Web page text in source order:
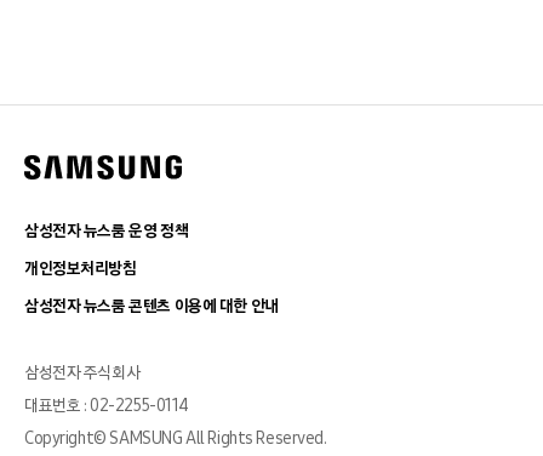
삼성전자 뉴스룸 운영 정책
개인정보처리방침
삼성전자 뉴스룸 콘텐츠 이용에 대한 안내
삼성전자 주식회사
대표번호 : 02-2255-0114
Copyright© SAMSUNG All Rights Reserved.